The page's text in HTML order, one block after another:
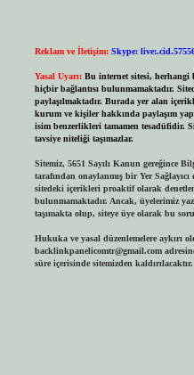
Reklam ve İletişim: Skype:
Yasal Uyarı: Bu internet sitesi, herhangi
hiçbir bağlantısı bulunmamaktadır.
paylaşılmaktadır. Burada yer alan
kurum ve kişiler hakkında paylaşım
isim benzerlikleri tamamen tesadüfidir.
tavsiye niteliği taşımazlar.
Sitemiz, 5651 Sayılı Kanun gereğince
tarafından onaylanmış bir Yer
sitedeki içerikleri proaktif olarak
bulunmamaktadır. Ancak, üyelerimiz
taşımakta olup, siteye üye olarak bu
Hukuka ve yasal düzenlemelere aykırı
backlinkpanelicomtr@gmail.com
süre içerisinde sitemizden kaldırılacaktır.